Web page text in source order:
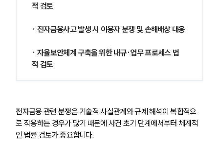
적 검토
· 전자금융사고 발생 시 이용자 분쟁 및 손해배상 대응
· 자율보안체계 구축을 위한 내규·업무 프로세스 법
적 검토
전자금융 관련 분쟁은 기술적 사실관계와 규제 해석이 복합적으
로 작용하는 경우가 많기 때문에 사건 초기 단계에서부터 체계적
인 법률 검토가 중요합니다.